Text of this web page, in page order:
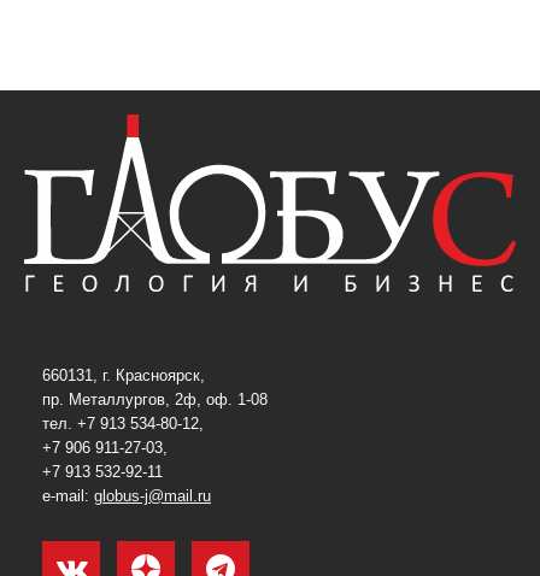
660131, г. Красноярск,
пр. Металлургов, 2ф, оф. 1-08
тел. +7 913 534-80-12,
+7 906 911-27-03,
+7 913 532-92-11
e-mail: globus-j@mail.ru